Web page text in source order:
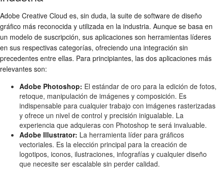
Adobe Creative Cloud es, sin duda, la suite de software de diseño
gráfico más reconocida y utilizada en la industria. Aunque se basa en
un modelo de suscripción, sus aplicaciones son herramientas líderes
en sus respectivas categorías, ofreciendo una integración sin
precedentes entre ellas. Para principiantes, las dos aplicaciones más
relevantes son:
Adobe Photoshop: El estándar de oro para la edición de fotos,
retoque, manipulación de imágenes y composición. Es
indispensable para cualquier trabajo con imágenes rasterizadas
y ofrece un nivel de control y precisión inigualable. La
experiencia que adquieras con Photoshop te será invaluable.
Adobe Illustrator: La herramienta líder para gráficos
vectoriales. Es la elección principal para la creación de
logotipos, iconos, ilustraciones, infografías y cualquier diseño
que necesite ser escalable sin perder calidad.